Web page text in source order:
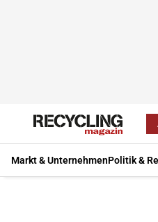
Markt & UnternehmenPolitik &